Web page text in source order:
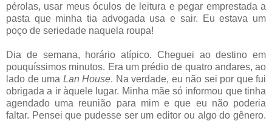
pérolas, usar meus óculos de leitura e pegar emprestada a
pasta que minha tia advogada usa e sair. Eu estava um
poço de seriedade naquela roupa!
Dia de semana, horário atípico. Cheguei ao destino em
pouquíssimos minutos. Era um prédio de quatro andares, ao
lado de uma Lan House. Na verdade, eu não sei por que fui
obrigada a ir àquele lugar. Minha mãe só informou que tinha
agendado uma reunião para mim e que eu não poderia
faltar. Pensei que pudesse ser um editor ou algo do gênero.